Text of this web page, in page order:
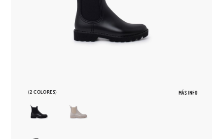
(2 COLORES) MÁS INFO